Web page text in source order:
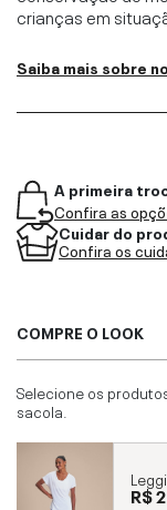
crianças em
Saiba mais sobre
A primeira
Confira as
Cuidar do
Confira os
COMPRE O LOOK
Selecione os
sacola.
R$